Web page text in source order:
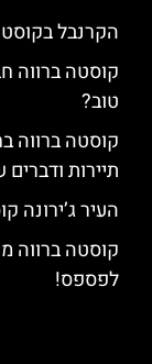
הקרנבל
קוסטה ברווה
טוב?
קוסטה ברווה
תיירות
העיר ג’ירונה
קוסטה ברווה
לפספס!